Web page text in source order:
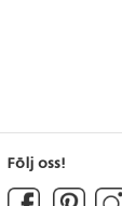
Följ oss!